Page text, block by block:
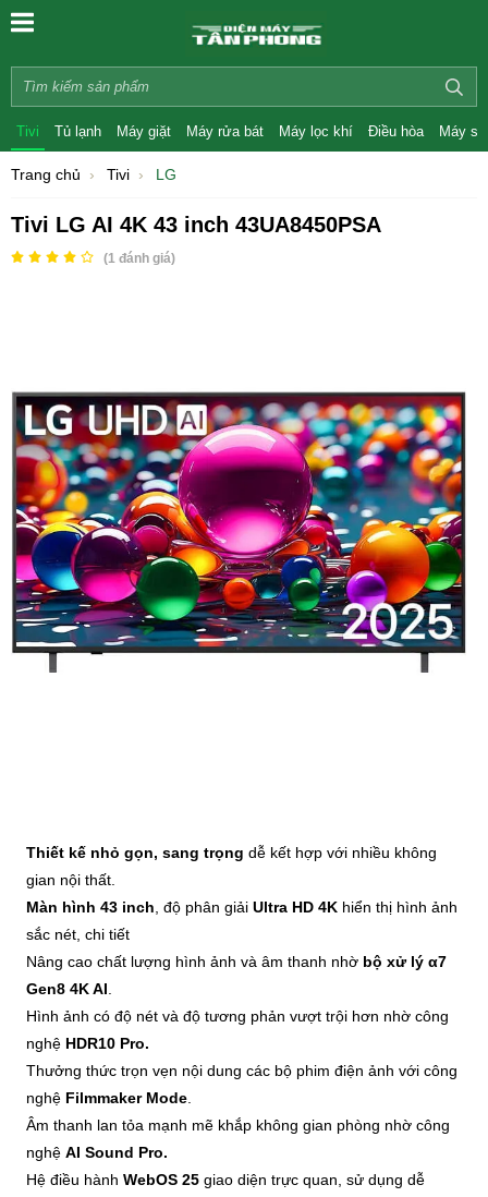
Tivi Tủ lạnh Máy giặt Máy rửa bát Máy lọc khí Điều hòa Máy
Trang chủ Tivi LG
Tivi LG AI 4K 43 inch 43UA8450PSA
(1 đánh giá)
Thiết kế nhỏ gọn, sang trọng dễ kết hợp với nhiều không
gian nội thất.
Màn hình 43 inch , độ phân giải Ultra HD 4K hiển thị hình ảnh
sắc nét, chi tiết
Nâng cao chất lượng hình ảnh và âm thanh nhờ bộ xử lý α7
Gen8 4K AI
Hình ảnh có độ nét và độ tương phản vượt trội hơn nhờ công
nghệ HDR10 Pro.
Thưởng thức trọn vẹn nội dung các bộ phim điện ảnh với công
nghệ Filmmaker Mode
Âm thanh lan tỏa mạnh mẽ khắp không gian phòng nhờ công
nghệ AI Sound Pro.
Hệ điều hành WebOS 25 giao diện trực quan, sử dụng dễ